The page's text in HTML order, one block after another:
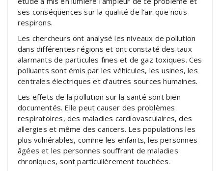
ses conséquences sur la qualité de l’air que nous
respirons.
Les chercheurs ont analysé les niveaux de pollution
dans différentes régions et ont constaté des taux
alarmants de particules fines et de gaz toxiques. Ces
polluants sont émis par les véhicules, les usines, les
centrales électriques et d’autres sources humaines.
Les effets de la pollution sur la santé sont bien
documentés. Elle peut causer des problèmes
respiratoires, des maladies cardiovasculaires, des
allergies et même des cancers. Les populations les
plus vulnérables, comme les enfants, les personnes
âgées et les personnes souffrant de maladies
chroniques, sont particulièrement touchées.